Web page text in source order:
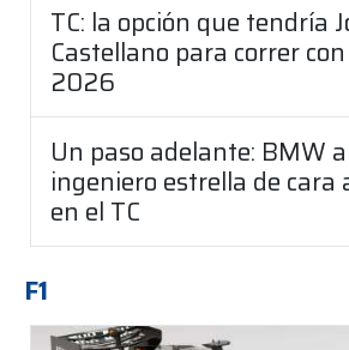
TC: la opción que tendría
Castellano para correr
2026
Un paso adelante: BMW
ingeniero estrella de cara
en el TC
F1